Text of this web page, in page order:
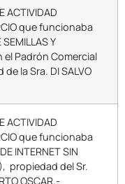
ACTIVIDAD
que funcionaba
Y
el Padrón Comercial
la Sra. DI SALVO
ACTIVIDAD
que funcionaba
INTERNET SIN
propiedad del Sr.
OSCAR.-